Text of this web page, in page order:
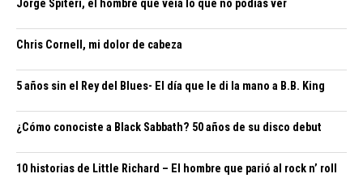
Jorge Spiteri, el hombre que veía lo que no podías ver
Chris Cornell, mi dolor de cabeza
5 años sin el Rey del Blues- El día que le di la mano a B.B. King
¿Cómo conociste a Black Sabbath? 50 años de su disco debut
10 historias de Little Richard – El hombre que parió al rock n’ roll